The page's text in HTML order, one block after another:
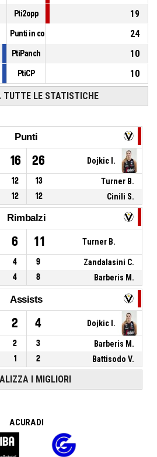
Pti2opp
19
Punti in contropiede
24
PtiPanch
10
PtiCP 10
TUTTE LE STATISTICHE
Punti
16 26 Dojkic I.
12 13
Turner B.
12 12 Cinili S.
Rimbalzi
6 11 Turner B.
4 9
Zandalasini C.
4 8 Barberis M.
Assists
2 4 Dojkic I.
2 3
Barberis M.
1 2 Battisodo V.
I MIGLIORI
A CURA DI